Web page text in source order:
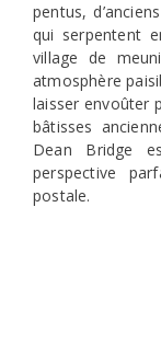
pentus,
qui serpentent
village de
atmosphère
laisser envoûter
bâtisses
Dean Bridge
perspective
postale.